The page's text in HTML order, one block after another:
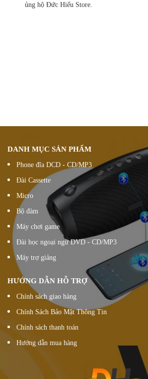
ủng hộ Đức Hiếu Store.
DANH MỤC SẢN PHẨM
Phone đĩa DCD - CD/MP3
Đài Cassette
Micro
Bộ đàm
Máy chơi game
Đài học ngoại ngữ DVD - CD/MP3
Máy trợ giảng
HƯỚNG DẪN HỖ TRỢ
Chính sách giao hàng
Chính Sách Bảo Mật Thông Tin
Chính sách thanh toán
Hướng dẫn mua hàng